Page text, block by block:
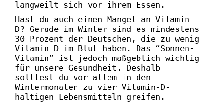
langweilt sich vor ihrem Essen.
Hast du auch einen Mangel an Vitamin
D? Gerade im Winter sind es mindestens
30 Prozent der Deutschen, die zu wenig
Vitamin D im Blut haben. Das “Sonnen-
Vitamin” ist jedoch maßgeblich wichtig
für unsere Gesundheit. Deshalb
solltest du vor allem in den
Wintermonaten zu vier Vitamin-D-
haltigen Lebensmitteln greifen.